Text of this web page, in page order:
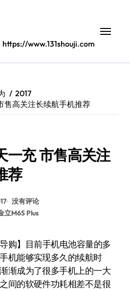
www.131shouji.com
2017
售高关注长续航手机推荐
一充 市售高关注
荐
没有评论
立M6S Plus
机能够实现多久的续航时
渐成为了很多手机上的一大
间的软硬件功耗相差不是很